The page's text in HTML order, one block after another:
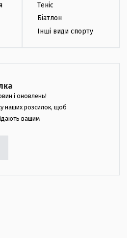
Теніс
Біатлон
Інші види спорту
і оновлень!
наших розсилок, щоб
вашим